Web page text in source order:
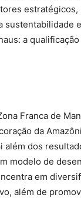
estratégicos,
sustentabilidade
a
Franca de
da
além dos
modelo de
em
além de